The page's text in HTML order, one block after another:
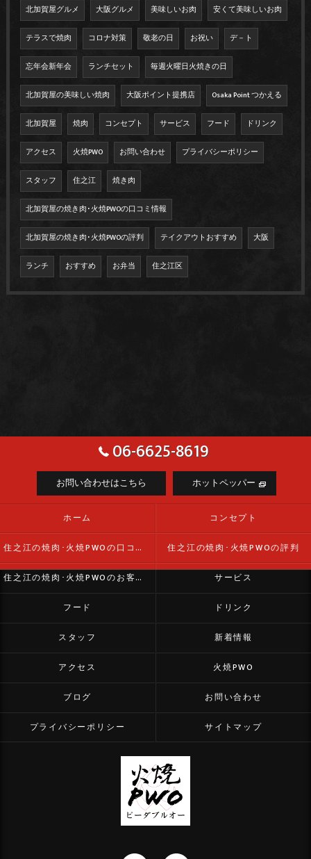
北加賀屋グルメ 大阪グルメ 美味しいお肉 安くて美味しいお肉
テラスで焼肉 コロナ対策 敬老の日 お祝い デ－ト
忘年会新年会 ランチセット 毎週火曜日火焼きの日
北加賀屋の美味しい焼肉 大阪ポイント提携店 Osaka Point つかえる
北加賀屋 焼肉 コンセプト サービス フード ドリンク
アクセス 火焼PWO お問い合わせ プライバシーポリシー
スタッフ 住之江 焼き肉
北加賀屋の焼き肉･火焼PWOの口コミ情報
北加賀屋の焼き肉･火焼PWOの評判 テイクアウトおすすめ 大阪
ランチ おすすめ お弁当 住之江区
06-6625-8619
お問い合わせはこちら ホットペッパー
ホーム コンセプト
住之江の焼肉･火焼PWOの口コミ情報 住之江の焼肉･火焼PWOの評判
住之江の焼肉･火焼PWOのお客様の声 サービス
フード ドリンク
スタッフ 新着情報
アクセス 火焼PWO
ブログ お問い合わせ
プライバシーポリシー サイトマップ